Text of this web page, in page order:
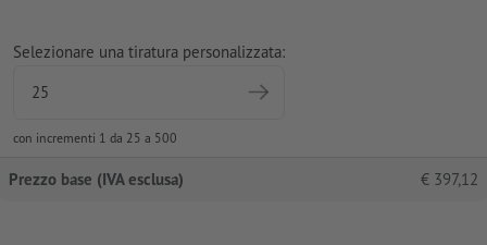
Selezionare una tiratura personalizzata:
con incrementi 1 da 25 a 500
Prezzo base (IVA esclusa) € 397,12